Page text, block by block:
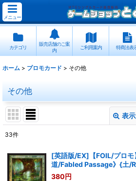
メニュー
カテゴリ
販売店舗のご案
内
ご利用案内 特商法表
ホーム > プロモカード > その他
その他
表
並び順:
33件
[英語版/EX]【FOIL/プロモ
道/Fabled Passage》{土/
380円